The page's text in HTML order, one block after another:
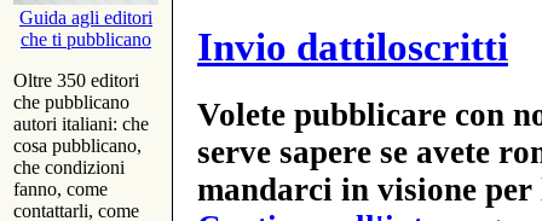
Guida agli editori
che ti pubblicano
Oltre 350 editori
che pubblicano
autori italiani: che
cosa pubblicano,
che condizioni
fanno, come
contattarli, come
Invio dattiloscritti
Volete pubblicare con
serve sapere se avete
mandarci in visione